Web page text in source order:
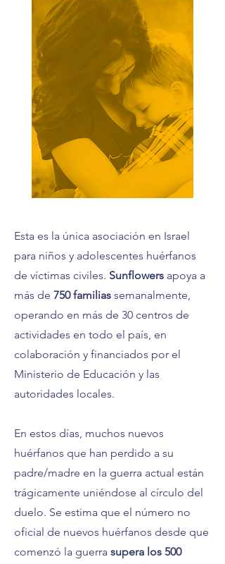
Esta es la única asociación en Israel
para niños y adolescentes huérfanos
de víctimas civiles. Sunflowers apoya a
más de 750 familias semanalmente,
operando en más de 30 centros de
actividades en todo el país, en
colaboración y financiados por el
Ministerio de Educación y las
autoridades locales.
En estos días, muchos nuevos
huérfanos que han perdido a su
padre/madre en la guerra actual están
trágicamente uniéndose al círculo del
duelo. Se estima que el número no
oficial de nuevos huérfanos desde que
comenzó la guerra supera los 500